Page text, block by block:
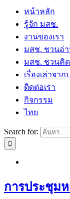
หน้าหลัก
รู้จัก มสช.
งานของเรา
มสช. ชวนอ่
มสช. ชวนคิด
เรื่องเล่าจา
ติดต่อเรา
กิจกรรม
ไทย
Search for:
การประชุม